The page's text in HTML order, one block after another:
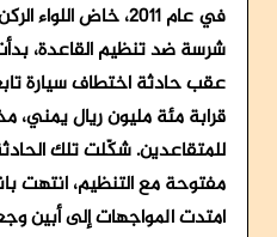
في عام 2011، خاض
شرسة ضد تنظيم القاعدة،
عقب حادثة اختطاف سيارة
قرابة مئة مليون ريال
للمتقاعدين. شكّلت تلك
مفتوحة مع التنظيم، انتهت
امتدت المواجهات إلى أبين